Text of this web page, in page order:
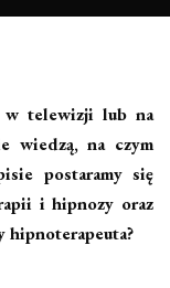
w telewizji lub na
wiedzą, na czym
postaramy się
i hipnozy oraz
hipnoterapeuta?